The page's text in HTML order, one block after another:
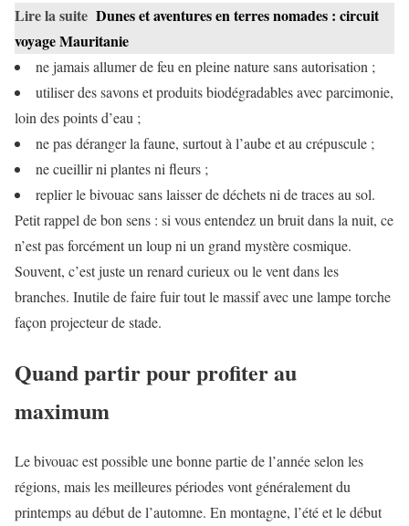
Lire la suite Dunes et aventures en terres nomades : circuit
voyage Mauritanie
ne jamais allumer de feu en pleine nature sans autorisation ;
utiliser des savons et produits biodégradables avec parcimonie,
loin des points d’eau ;
ne pas déranger la faune, surtout à l’aube et au crépuscule ;
ne cueillir ni plantes ni fleurs ;
replier le bivouac sans laisser de déchets ni de traces au sol.
Petit rappel de bon sens : si vous entendez un bruit dans la nuit, ce
n’est pas forcément un loup ni un grand mystère cosmique.
Souvent, c’est juste un renard curieux ou le vent dans les
branches. Inutile de faire fuir tout le massif avec une lampe torche
façon projecteur de stade.
Quand partir pour profiter au
maximum
Le bivouac est possible une bonne partie de l’année selon les
régions, mais les meilleures périodes vont généralement du
printemps au début de l’automne. En montagne, l’été et le début